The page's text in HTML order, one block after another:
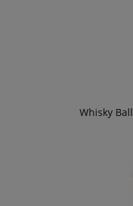
Whisky